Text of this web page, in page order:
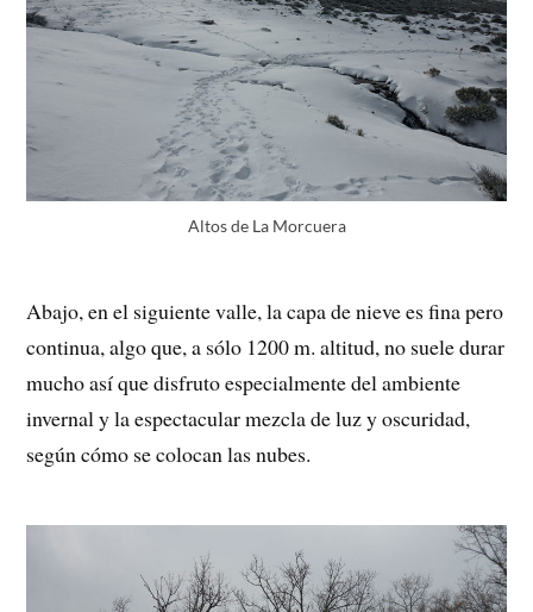
Altos de La Morcuera
Abajo, en el siguiente valle, la capa de nieve es fina pero
continua, algo que, a sólo 1200 m. altitud, no suele durar
mucho así que disfruto especialmente del ambiente
invernal y la espectacular mezcla de luz y oscuridad,
según cómo se colocan las nubes.